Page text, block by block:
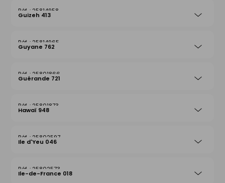
25814958
Guizeh 413
25814965
Guyane 762
25801866
Guérande 721
25801873
Hawaï 948
25802597
Ile d'Yeu 046
25802573
Ile-de-France 018